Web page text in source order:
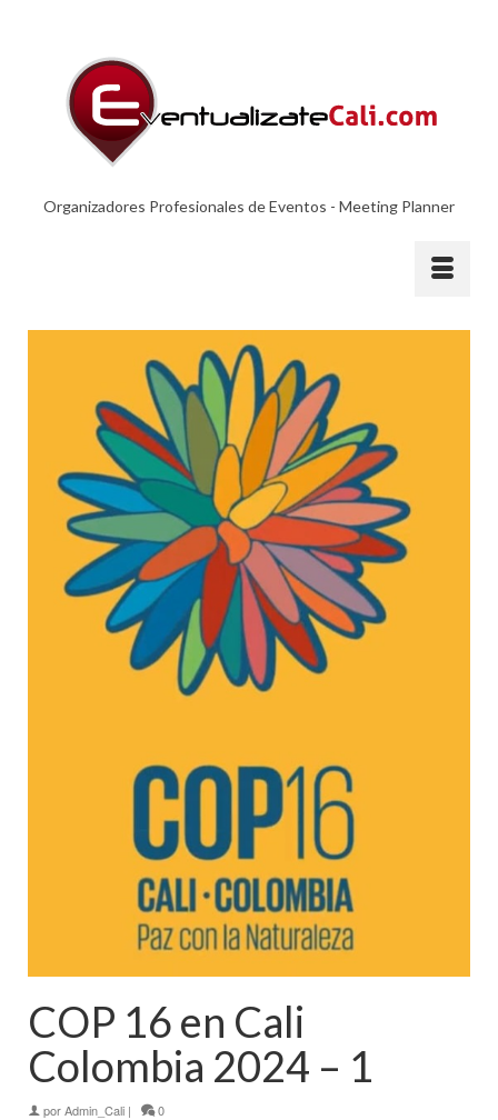
Organizadores Profesionales de Eventos - Meeting Planner
COP 16 en Cali
Colombia 2024 – 1
porAdmin_Cali | 0